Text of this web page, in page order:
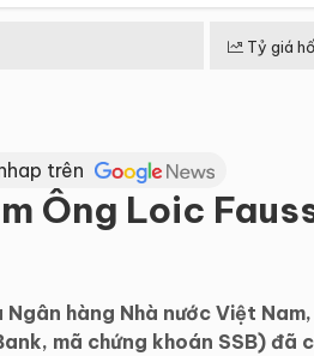
Tỷ giá
trên
Ông Loic
hàng Nhà nước Việt
mã chứng khoán SSB) đã